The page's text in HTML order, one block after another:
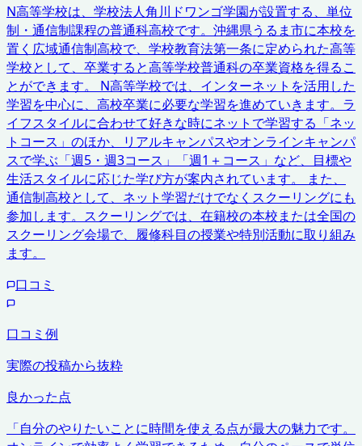
N高等学校は、学校法人角川ドワンゴ学園が設置する、単位
制・通信制課程の普通科高校です。沖縄県うるま市に本校を
置く広域通信制高校で、学校教育法第一条に定められた高等
学校として、卒業すると高等学校普通科の卒業資格を得るこ
とができます。 N高等学校では、インターネットを活用した
学習を中心に、高校卒業に必要な学習を進めていきます。ラ
イフスタイルに合わせて好きな時にネットで学習する「ネッ
トコース」のほか、リアルキャンパスやオンラインキャンパ
スで学ぶ「週5・週3コース」「週1＋コース」など、目標や
生活スタイルに応じた学び方が案内されています。 また、
通信制高校として、ネット学習だけでなくスクーリングにも
参加します。スクーリングでは、在籍校の本校または全国の
スクーリング会場で、履修科目の授業や特別活動に取り組み
ます。
口コミ
口コミ例
実際の投稿から抜粋
良かった点
「自分のやりたいことに時間を使える点が最大の魅力です。